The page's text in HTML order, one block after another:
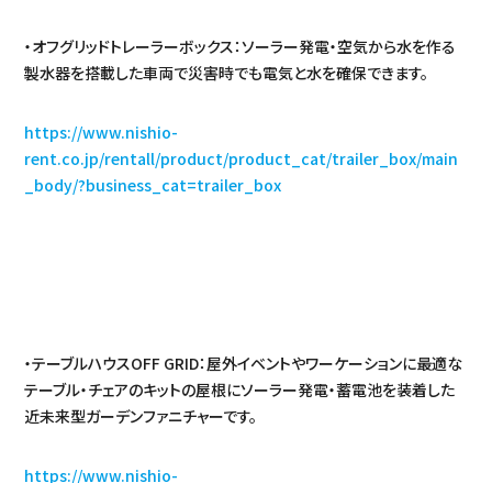
・オフグリッドトレーラーボックス：ソーラー発電・空気から水を作る
製水器を搭載した車両で災害時でも電気と水を確保できます。
https://www.nishio-
rent.co.jp/rentall/product/product_cat/trailer_box/main
_body/?business_cat=trailer_box
・テーブルハウスOFF GRID：屋外イベントやワーケーションに最適な
テーブル・チェアのキットの屋根にソーラー発電・蓄電池を装着した
近未来型ガーデンファニチャーです。
https://www.nishio-